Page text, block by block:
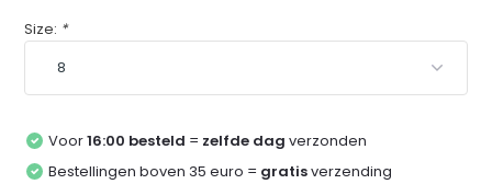
Size: *
Voor16:00 besteld = zelfde dag verzonden
Bestellingen boven 35 euro = gratisverzending